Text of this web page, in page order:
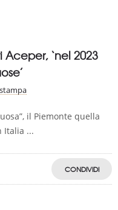
‘nel 2023
il Piemonte quella
Italia ...
CONDIVIDI